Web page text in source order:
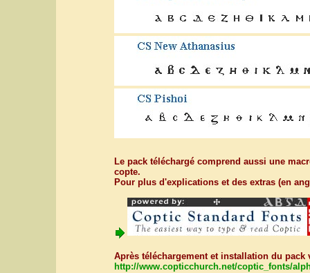
Le pack téléchargé comprend aussi une
copte.
Pour plus d'explications et des extras (en
Après téléchargement et installation du
http://www.copticchurch.net/coptic_fonts/